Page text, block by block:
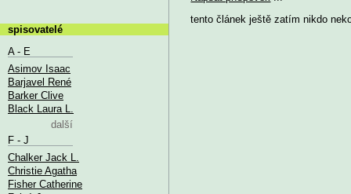
tento článek ještě zatím nikdo
spisovatelé
A - E
Asimov Isaac
Barjavel René
Barker Clive
Black Laura L.
další
F - J
Chalker Jack L.
Christie Agatha
Fisher Catherine